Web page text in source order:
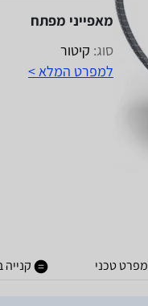
מאפייני מפתח
סוג: קיטור
למפרט המלא >
מפרט טכני